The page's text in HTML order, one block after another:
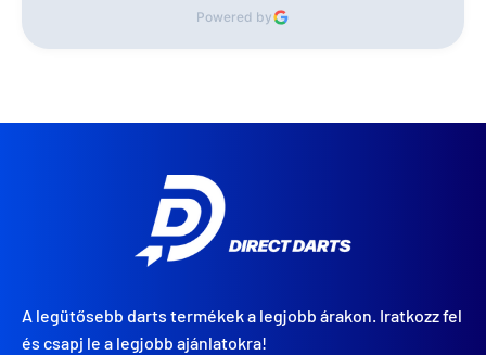
Powered by
A legütősebb darts termékek a legjobb árakon. Iratkozz fel
és csapj le a legjobb ajánlatokra!